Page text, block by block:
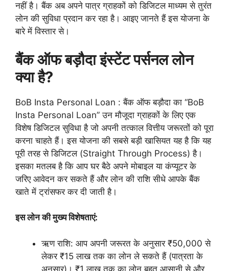
नहीं है। बैंक अब अपने पात्र ग्राहकों को डिजिटल माध्यम से तुरंत
लोन की सुविधा प्रदान कर रहा है। आइए जानते हैं इस योजना के
बारे में विस्तार से।
बैंक ऑफ बड़ौदा इंस्टेंट पर्सनल लोन
क्या है?
BoB Insta Personal Loan : बैंक ऑफ बड़ौदा का “BoB
Insta Personal Loan” उन मौजूदा ग्राहकों के लिए एक
विशेष डिजिटल सुविधा है जो अपनी तत्काल वित्तीय जरूरतों को पूरा
करना चाहते हैं। इस योजना की सबसे बड़ी खासियत यह है कि यह
पूरी तरह से डिजिटल (Straight Through Process) है।
इसका मतलब है कि आप घर बैठे अपने मोबाइल या कंप्यूटर के
जरिए आवेदन कर सकते हैं और लोन की राशि सीधे आपके बैंक
खाते में ट्रांसफर कर दी जाती है।
इस लोन की मुख्य विशेषताएं:
ऋण राशि: आप अपनी जरूरत के अनुसार ₹50,000 से
लेकर ₹15 लाख तक का लोन ले सकते हैं (पात्रता के
अनुसार)। ₹1 लाख तक का लोन बहुत आसानी से और